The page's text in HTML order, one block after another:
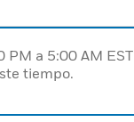
a 5:00 AM
tiempo.